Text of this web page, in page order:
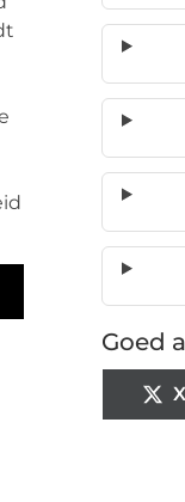
Goed